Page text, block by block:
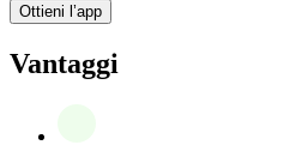
Ottieni l’app
Vantaggi